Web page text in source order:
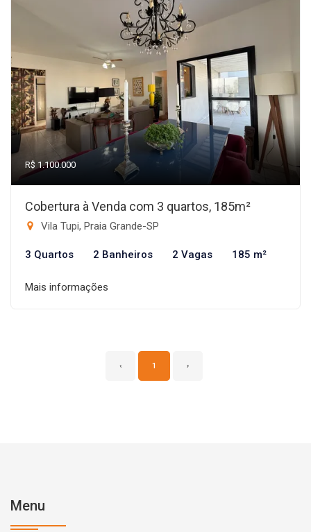
R$ 1.100.000
Cobertura à Venda com 3 quartos, 185m²
Vila Tupi, Praia Grande-SP
3 Quartos 2 Banheiros 2 Vagas 185 m²
Mais informações
‹ 1 ›
Menu